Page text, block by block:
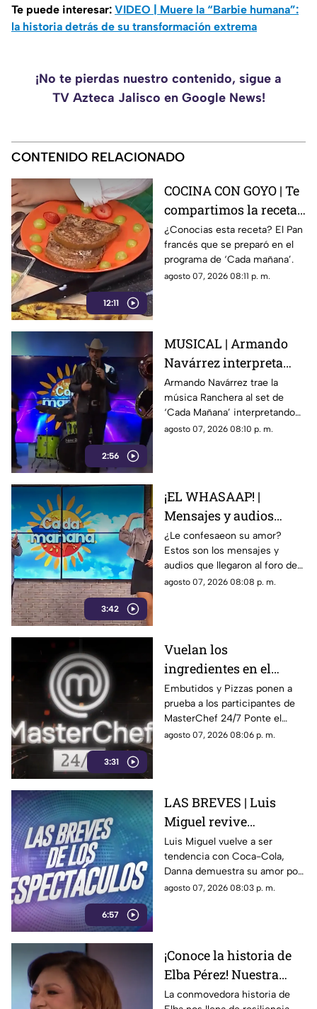
Te puede interesar: VIDEO | Muere la “Barbie humana”:
la historia detrás de su transformación extrema
¡No te pierdas nuestro contenido, sigue a
TV Azteca Jalisco en Google News!
CONTENIDO RELACIONADO
12:11
COCINA CON GOYO | Te
compartimos la receta
de un delicioso pan
francés
¿Conocias esta receta? El Pan
francés que se preparó en el
programa de ‘Cada mañana’.
agosto 07, 2026 08:11 p. m.
2:56
MUSICAL | Armando
Navárrez interpreta
'Corazón en modo
Avión' EN VIVO
Armando Navárrez trae la
música Ranchera al set de
‘Cada Mañana’ interpretando
su canción ‘Corazón en modo
agosto 07, 2026 08:10 p. m.
3:42
¡EL WHASAAP! |
Mensajes y audios
llegaron al foro de
'Cada mañana'; parte 1
¿Le confesaeon su amor?
Estos son los mensajes y
audios que llegaron al foro de
‘Cada mañana’ estuvieron
agosto 07, 2026 08:08 p. m.
3:31
Vuelan los
ingredientes en el
programa MasterChef
24/7
Embutidos y Pizzas ponen a
prueba a los participantes de
MasterChef 24/7 Ponte el
delantal y degusta junto a
agosto 07, 2026 08:06 p. m.
6:57
LAS BREVES | Luis
Miguel revive
nostalgia, Danna canta
tema de Belinda y Paul
Alone estrena disco
Luis Miguel vuelve a ser
tendencia con Coca-Cola,
Danna demuestra su amor por
Belinda y Paul Alone revela los
agosto 07, 2026 08:03 p. m.
¡Conoce la historia de
Elba Pérez! Nuestra
nueva Reina en el foro
La conmovedora historia de